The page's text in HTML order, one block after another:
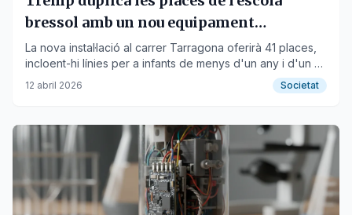
bressol amb un nou equipament
municipal
La nova instal·lació al carrer Tarragona oferirà 41 places,
incloent-hi línies per a infants de menys d'un any i d'un a
dos anys, a partir del pròxim curs.
12 abril 2026 Societat